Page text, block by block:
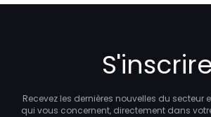
Recevez les dernières nouvelles du secteur
qui vous concernent, directement dans